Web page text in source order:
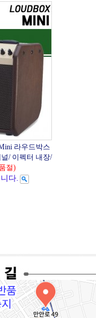
라우드박스
널/ 이펙터 내장/
절)
다.